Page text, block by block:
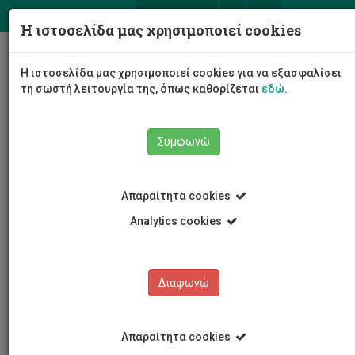
Η ιστοσελίδα μας χρησιμοποιεί cookies
Η ιστοσελίδα μας χρησιμοποιεί cookies για να εξασφαλίσει
τη σωστή λειτουργία της, όπως καθορίζεται εδώ.
Συμφωνώ
Απαραίτητα cookies
Analytics cookies
Διαφωνώ
Απαραίτητα cookies